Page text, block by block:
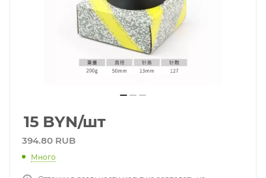
15 BYN/шт
394.80 RUB
Много